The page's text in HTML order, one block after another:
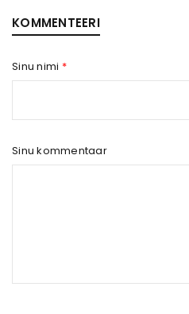
KOMMENTEERI
Sinu nimi *
Sinu kommentaar